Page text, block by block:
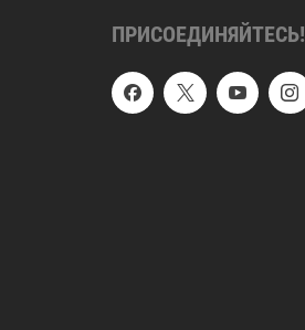
ПРИСОЕДИНЯЙТЕСЬ!